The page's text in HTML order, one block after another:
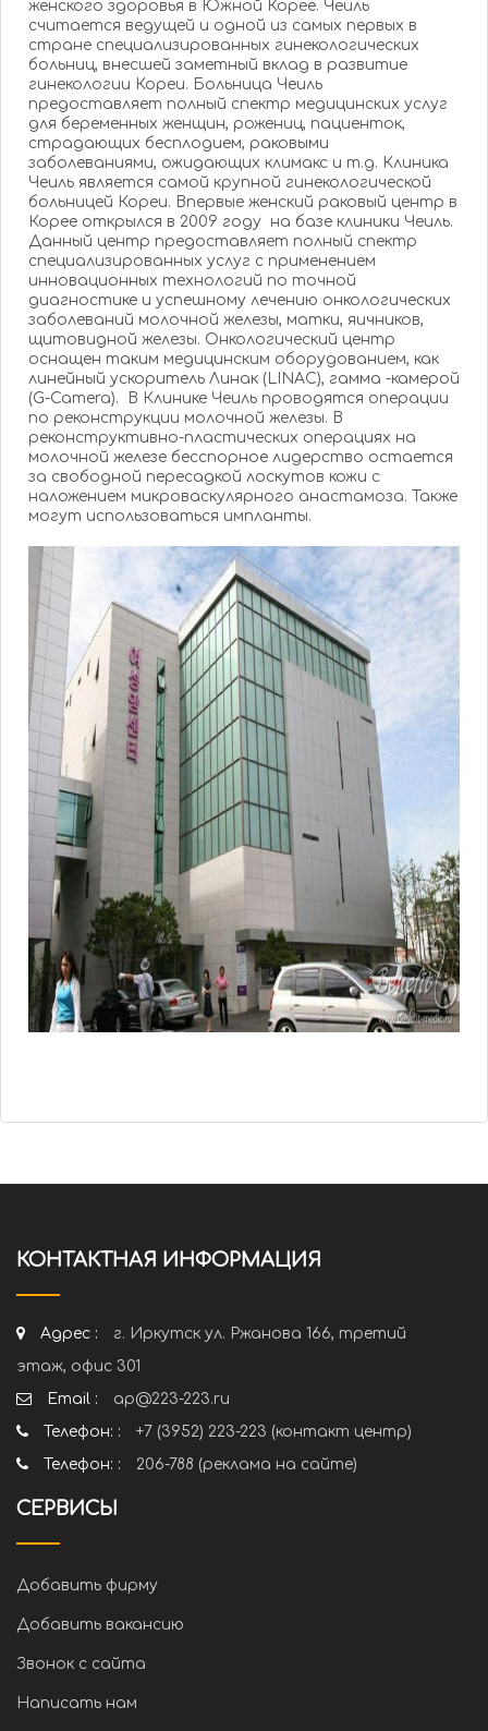
женского здоровья в Южной Корее. Чеиль
считается ведущей и одной из самых первых в
стране специализированных гинекологических
больниц, внесшей заметный вклад в развитие
гинекологии Кореи. Больница Чеиль
предоставляет полный спектр медицинских услуг
для беременных женщин, рожениц, пациенток,
страдающих бесплодием, раковыми
заболеваниями, ожидающих климакс и т.д. Клиника
Чеиль является самой крупной гинекологической
больницей Кореи. Впервые женский раковый центр в
Корее открылся в 2009 году на базе клиники Чеиль.
Данный центр предоставляет полный спектр
специализированных услуг с применением
инновационных технологий по точной
диагностике и успешному лечению онкологических
заболеваний молочной железы, матки, яичников,
щитовидной железы. Онкологический центр
оснащен таким медицинским оборудованием, как
линейный ускоритель Линак (LINAC), гамма -камерой
(G-Camera). В Клинике Чеиль проводятся операции
по реконструкции молочной железы. В
реконструктивно-пластических операциях на
молочной железе бесспорное лидерство остается
за свободной пересадкой лоскутов кожи с
наложением микроваскулярного анастамоза. Также
могут использоваться импланты.
КОНТАКТНАЯ ИНФОРМАЦИЯ
Адрес :
г. Иркутск ул. Ржанова 166, третий
этаж, офис 301
Email :
ap@223-223.ru
Телефон: :
+7 (3952) 223-223 (контакт центр)
Телефон: :
206-788 (реклама на сайте)
СЕРВИСЫ
Добавить фирму
Добавить вакансию
Звонок с сайта
Написать нам